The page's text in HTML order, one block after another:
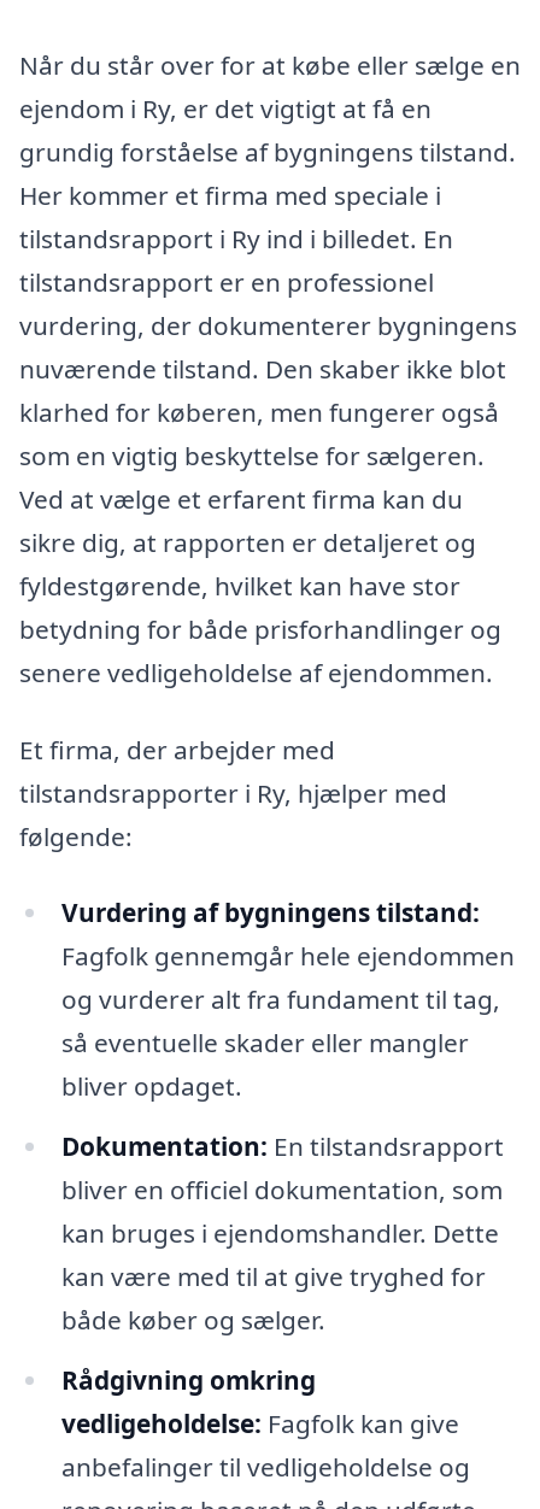
Når du står over for at købe eller sælge en
ejendom i Ry, er det vigtigt at få en
grundig forståelse af bygningens tilstand.
Her kommer et firma med speciale i
tilstandsrapport i Ry ind i billedet. En
tilstandsrapport er en professionel
vurdering, der dokumenterer bygningens
nuværende tilstand. Den skaber ikke blot
klarhed for køberen, men fungerer også
som en vigtig beskyttelse for sælgeren.
Ved at vælge et erfarent firma kan du
sikre dig, at rapporten er detaljeret og
fyldestgørende, hvilket kan have stor
betydning for både prisforhandlinger og
senere vedligeholdelse af ejendommen.
Et firma, der arbejder med
tilstandsrapporter i Ry, hjælper med
følgende:
Vurdering af bygningens tilstand:
Fagfolk gennemgår hele ejendommen
og vurderer alt fra fundament til tag,
så eventuelle skader eller mangler
bliver opdaget.
Dokumentation: En tilstandsrapport
bliver en officiel dokumentation, som
kan bruges i ejendomshandler. Dette
kan være med til at give tryghed for
både køber og sælger.
Rådgivning omkring
vedligeholdelse: Fagfolk kan give
anbefalinger til vedligeholdelse og